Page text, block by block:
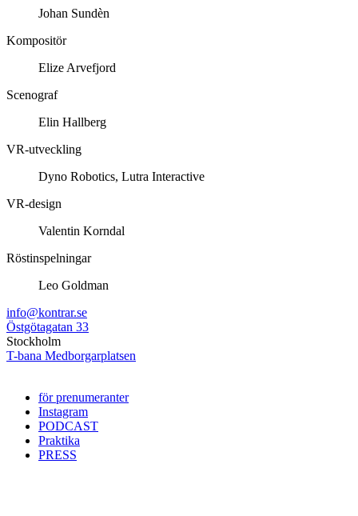
Johan Sundèn
Kompositör
Elize Arvefjord
Scenograf
Elin Hallberg
VR-utveckling
Dyno Robotics, Lutra Interactive
VR-design
Valentin Korndal
Röstinspelningar
Leo Goldman
info@kontrar.se
Östgötagatan 33
Stockholm
T-bana Medborgarplatsen
för prenumeranter
Instagram
PODCAST
Praktika
PRESS